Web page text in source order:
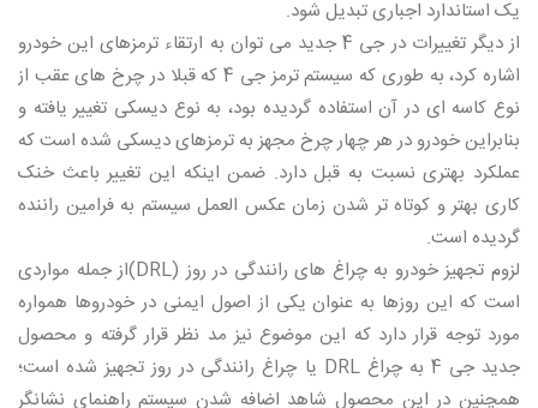
یک استاندارد اجباری تبدیل شود.
از دیگر تغییرات در جی 4 جدید می توان به ارتقاء ترمزهای این خودرو
اشاره کرد، به طوری که سیستم ترمز جی 4 که قبلا در چرخ های عقب از
نوع کاسه ای در آن استفاده گردیده بود، به نوع دیسکی تغییر یافته و
بنابراین خودرو در هر چهار چرخ مجهز به ترمزهای دیسکی شده است که
عملکرد بهتری نسبت به قبل دارد. ضمن اینکه این تغییر باعث خنک
کاری بهتر و کوتاه تر شدن زمان عکس العمل سیستم به فرامین راننده
گردیده است.
لزوم تجهیز خودرو به چراغ های رانندگی در روز (DRL)از جمله مواردی
است که این روزها به عنوان یکی از اصول ایمنی در خودروها همواره
مورد توجه قرار دارد که این موضوع نیز مد نظر قرار گرفته و محصول
جدید جی 4 به چراغ DRL یا چراغ رانندگی در روز تجهیز شده است؛
همچنین در این محصول شاهد اضافه شدن سیستم راهنمای نشانگر